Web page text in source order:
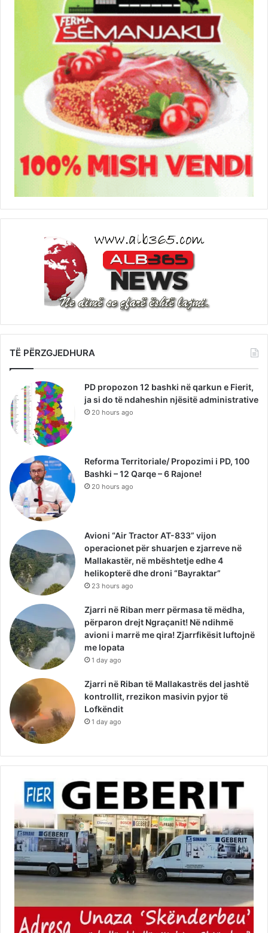
TË PËRZGJEDHURA
PD propozon 12 bashki në qarkun e Fierit,
ja si do të ndaheshin njësitë administrative
20 hours ago
Reforma Territoriale/ Propozimi i PD, 100
Bashki – 12 Qarqe – 6 Rajone!
20 hours ago
Avioni “Air Tractor AT-833” vijon
operacionet për shuarjen e zjarreve në
Mallakastër, në mbështetje edhe 4
helikopterë dhe droni “Bayraktar”
23 hours ago
Zjarri në Riban merr përmasa të mëdha,
përparon drejt Ngraçanit! Në ndihmë
avioni i marrë me qira! Zjarrfikësit luftojnë
me lopata
1 day ago
Zjarri në Riban të Mallakastrës del jashtë
kontrollit, rrezikon masivin pyjor të
Lofkëndit
1 day ago